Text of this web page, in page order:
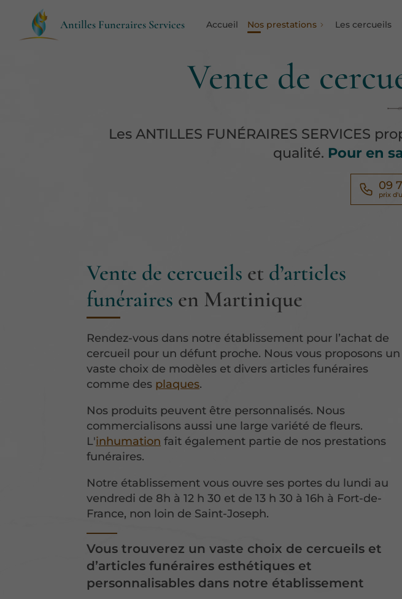
Antilles Funeraires Services Accueil Nos prestations Les cercueils
Vente de
Les ANTILLES FUNÉRAIRES SERVICES
qualité. Pour en
09
Vente de cercueils et d’articles
funéraires en Martinique
Rendez-vous dans notre établissement pour l’achat de
cercueil pour un défunt proche. Nous vous proposons un
vaste choix de modèles et divers articles funéraires
comme des plaques.
Nos produits peuvent être personnalisés. Nous
commercialisons aussi une large variété de fleurs.
L'inhumation fait également partie de nos prestations
funéraires.
Notre établissement vous ouvre ses portes du lundi au
vendredi de 8h à 12 h 30 et de 13 h 30 à 16h à Fort-de-
France, non loin de Saint-Joseph.
Vous trouverez un vaste choix de cercueils et
d’articles funéraires esthétiques et
personnalisables dans notre établissement